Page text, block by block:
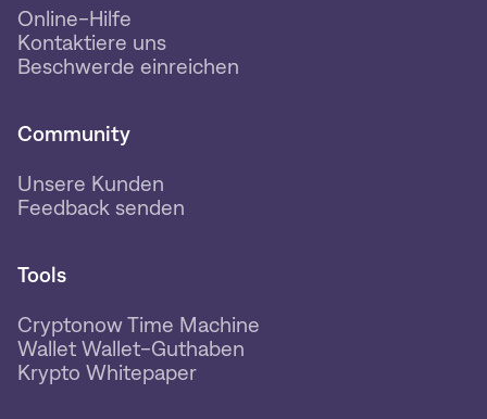
Online-Hilfe
Kontaktiere uns
Beschwerde einreichen
Community
Unsere Kunden
Feedback senden
Tools
Cryptonow Time Machine
Wallet Wallet-Guthaben
Krypto Whitepaper